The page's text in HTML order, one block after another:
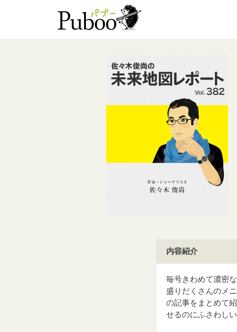
内容紹介
毎号きわめて濃密
盛りだくさんのメ
の記事をまとめて
せるのにふさわし